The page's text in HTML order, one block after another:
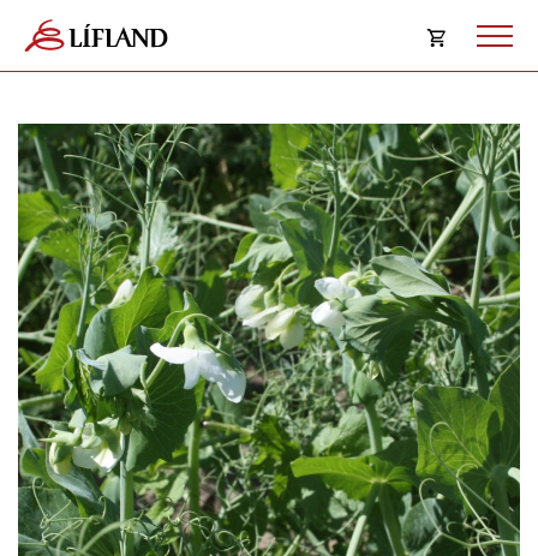
Opna
Karfan þín
Loka
Karfan er tóm.